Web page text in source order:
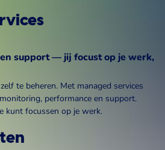
support — jij focust op je werk,
te beheren. Met managed services
performance en support.
kunt focussen op je werk.